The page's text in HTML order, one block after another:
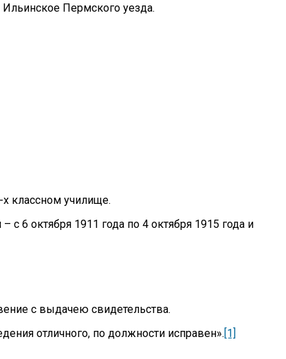
Пермского уезда.
классном училище.
6 октября 1911 года по 4 октября 1915 года и
с выдачею свидетельства.
отличного, по должности исправен».[1]